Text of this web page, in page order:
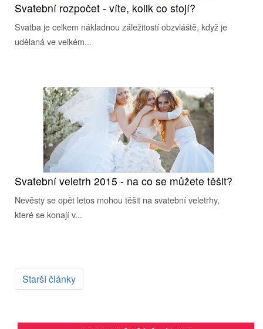
Svatební rozpočet - víte, kolik co stojí?
Svatba je celkem nákladnou záležitostí obzvláště, když je
udělaná ve velkém...
Svatební veletrh 2015 - na co se můžete těšit?
Nevěsty se opět letos mohou těšit na svatební veletrhy,
které se konají v...
Starší články